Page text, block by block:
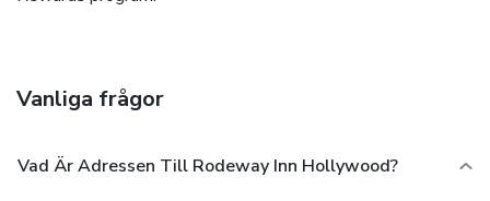
Vanliga frågor
Vad Är Adressen Till Rodeway Inn Hollywood?